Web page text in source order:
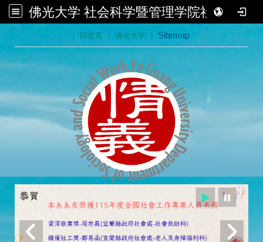
佛光大学 社会科学暨管理学院社会学系
| 回首页 | 佛光大学 | Sitemap